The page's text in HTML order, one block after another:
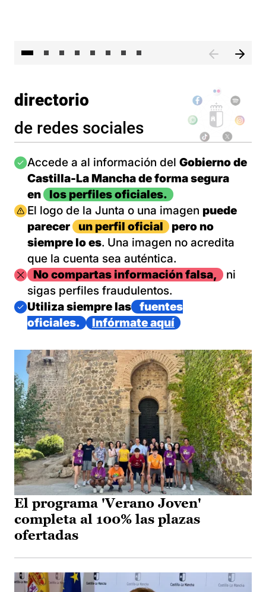
directorio
de redes sociales
Imagen
Accede a al información del Gobierno de
Castilla-La Mancha de forma segura
en
los perfiles oficiales.
Imagen
El logo de la Junta o una imagen puede
parecer
un perfil oficial
pero no
siempre lo es. Una imagen no acredita
que la cuenta sea auténtica.
ImagenNo compartas información falsa,
ni
sigas perfiles fraudulentos.
Imagen
Utiliza siempre las
fuentes
oficiales.
Infórmate aquí
El programa 'Verano Joven'
completa al 100% las plazas
ofertadas